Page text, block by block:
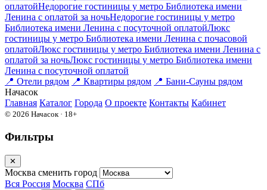
оплатойНедорогие гостиницы у метро Библиотека имени
Ленина с оплатой за ночьНедорогие гостиницы у метро
Библиотека имени Ленина c посуточной оплатойЛюкс
гостиницы у метро Библиотека имени Ленина c почасовой
оплатойЛюкс гостиницы у метро Библиотека имени Ленина с
оплатой за ночьЛюкс гостиницы у метро Библиотека имени
Ленина c посуточной оплатой
📍 Отели рядом 📍 Квартиры рядом 📍 Бани-Сауны рядом
Начасок
Главная Каталог Города О проекте Контакты Кабинет
© 2026 Начасок · 18+
Фильтры
✕
Москва сменить город
Вся Россия Москва СПб